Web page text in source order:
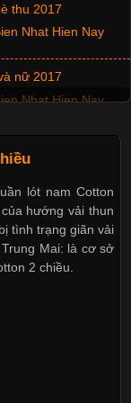
dựng hình ảnh
sự phát triển của
quả được nhiều
phục công ty.
Thời Trang?
Chuộng Trong
thu 2017
nữ 2017
cách
lót nam Cotton
hướng vải thun
tình trạng giãn vải
Mai: là cơ sở
2 chiều.